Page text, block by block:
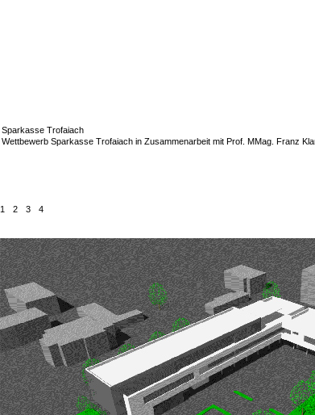
Sparkasse Trofaiach
Wettbewerb Sparkasse Trofaiach in Zusammenarbeit mit Prof. MMag. Franz
1 2 3 4